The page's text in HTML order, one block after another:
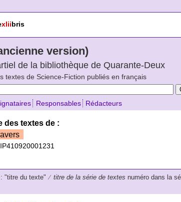
xliibris
version)
de la bibliothèque de Quarante-Deux
textes de Science-Fiction publiés en français
Responsables Rédacteurs
des textes de :
"titre du texte" ⁄ titre de la série de textes numéro dans la